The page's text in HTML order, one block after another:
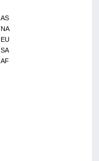
AS
NA
EU
SA
AF